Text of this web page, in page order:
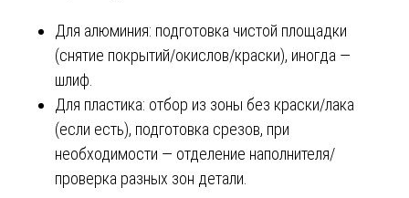
Для алюминия: подготовка чистой площадки
(снятие покрытий/окислов/краски), иногда —
шлиф.
Для пластика: отбор из зоны без краски/лака
(если есть), подготовка срезов, при
необходимости — отделение наполнителя/
проверка разных зон детали.